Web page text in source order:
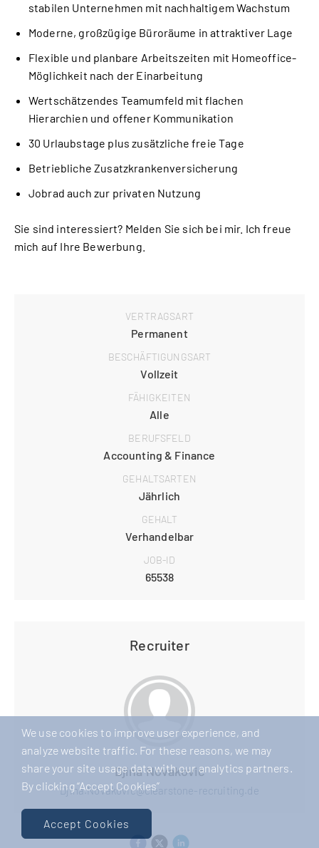
VERTRAGSART
Permanent
BESCHÄFTIGUNGSART
Vollzeit
FÄHIGKEITEN
Alle
BERUFSFELD
Accounting & Finance
GEHALTSARTEN
Jährlich
GEHALT
Verhandelbar
JOB-ID
65538
stabilen Unternehmen mit nachhaltigem Wachstum
Moderne, großzügige Büroräume in attraktiver Lage
Flexible und planbare Arbeitszeiten mit Homeoffice-
Möglichkeit nach der Einarbeitung
Wertschätzendes Teamumfeld mit flachen
Hierarchien und offener Kommunikation
30 Urlaubstage plus zusätzliche freie Tage
Betriebliche Zusatzkrankenversicherung
Jobrad auch zur privaten Nutzung
Sie sind interessiert? Melden Sie sich bei mir. Ich freue
mich auf Ihre Bewerbung.
Recruiter
Djina Novakovic
Djina.Novakovic@clearstone-recruiting.de
We use cookies to improve user experience, and
analyze website traffic. For these reasons, we may
share your site usage data with our analytics partners.
By clicking “Accept Cookies”
Accept Cookies